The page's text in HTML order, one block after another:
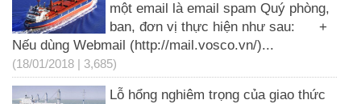
một email là email spam Quý phòng,
ban, đơn vị thực hiện như sau: +
Nếu dùng Webmail (http://mail.vosco.vn/)...
(18/01/2018 | 3,685)
Lỗ hổng nghiêm trọng của giao thức